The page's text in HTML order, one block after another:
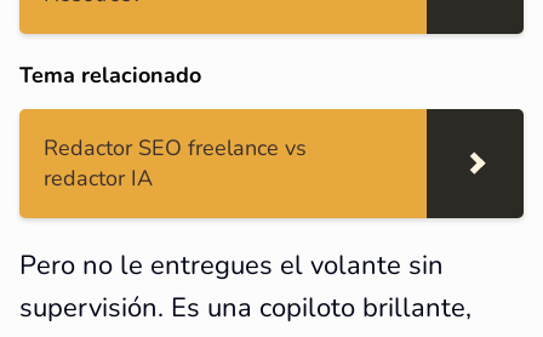
Tema relacionado
Redactor SEO freelance vs
redactor IA
Pero no le entregues el volante sin
supervisión. Es una copiloto brillante,